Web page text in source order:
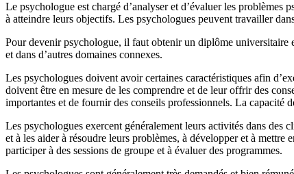
Le psychologue est chargé d’analyser et d’évaluer les problèmes
à atteindre leurs objectifs. Les psychologues peuvent travailler
Pour devenir psychologue, il faut obtenir un diplôme universitaire
et dans d’autres domaines connexes.
Les psychologues doivent avoir certaines caractéristiques afin
doivent être en mesure de les comprendre et de leur offrir des
importantes et de fournir des conseils professionnels. La capacité
Les psychologues exercent généralement leurs activités dans des
et à les aider à résoudre leurs problèmes, à développer et à
participer à des sessions de groupe et à évaluer des programmes.